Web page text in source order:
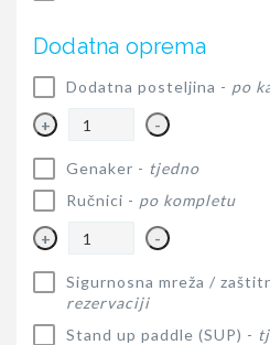
Dodatna oprema
Dodatna posteljina - po
+ -
Genaker - tjedno
Ručnici - po kompletu
+ -
Sigurnosna mreža /
rezervaciji
Stand up paddle (SUP) -